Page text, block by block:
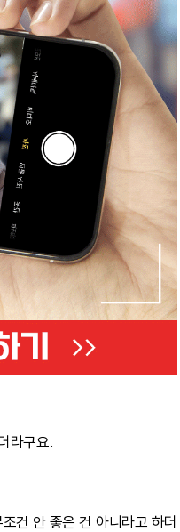
라구요.
건 안 좋은 건 아니라고 하더